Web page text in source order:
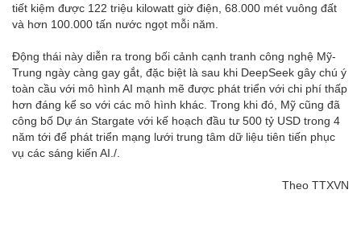
tiết kiệm được 122 triệu kilowatt giờ điện, 68.000 mét vuông đất
và hơn 100.000 tấn nước ngọt mỗi năm.
Động thái này diễn ra trong bối cảnh cạnh tranh công nghệ Mỹ-
Trung ngày càng gay gắt, đặc biệt là sau khi DeepSeek gây chú ý
toàn cầu với mô hình AI mạnh mẽ được phát triển với chi phí thấp
hơn đáng kể so với các mô hình khác. Trong khi đó, Mỹ cũng đã
công bố Dự án Stargate với kế hoạch đầu tư 500 tỷ USD trong 4
năm tới để phát triển mạng lưới trung tâm dữ liệu tiên tiến phục
vụ các sáng kiến AI./.
Theo TTXVN